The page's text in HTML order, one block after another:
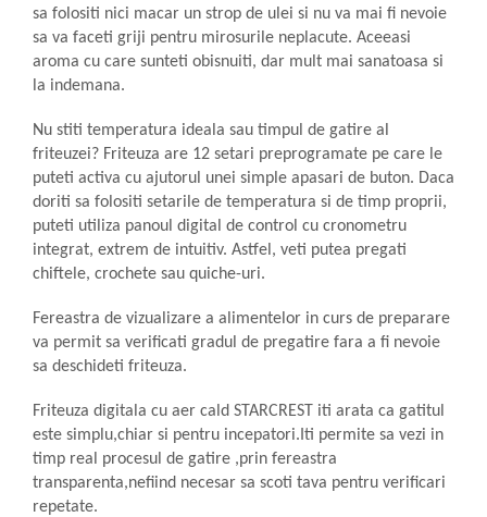
Preparare ceai si cafea
Aparate de spumat lapte
Espressoare
accesori inghetata
Aparate de facut inghetata
Preparare paine
Masini de facut paine
Prajitoare de paine
Storcatoare
Storcatoare
Tigai
Accesorii & Periferice
Baterii si acumulatori
Aparate foto & accesorii
Alte accesorii foto & video
sa folositi nici macar un strop de ulei si nu va mai fi nevoie
sa va faceti griji pentru mirosurile neplacute. Aceeasi
aroma cu care sunteti obisnuiti, dar mult mai sanatoasa si
la indemana.
Nu stiti temperatura ideala sau timpul de gatire al
friteuzei? Friteuza are 12 setari preprogramate pe care le
puteti activa cu ajutorul unei simple apasari de buton. Daca
doriti sa folositi setarile de temperatura si de timp proprii,
puteti utiliza panoul digital de control cu cronometru
integrat, extrem de intuitiv. Astfel, veti putea pregati
chiftele, crochete sau quiche-uri.
Fereastra de vizualizare a alimentelor in curs de preparare
va permit sa verificati gradul de pregatire fara a fi nevoie
sa deschideti friteuza.
Friteuza digitala cu aer cald STARCREST iti arata ca gatitul
este simplu,chiar si pentru incepatori.Iti permite sa vezi in
timp real procesul de gatire ,prin fereastra
transparenta,nefiind necesar sa scoti tava pentru verificari
repetate.